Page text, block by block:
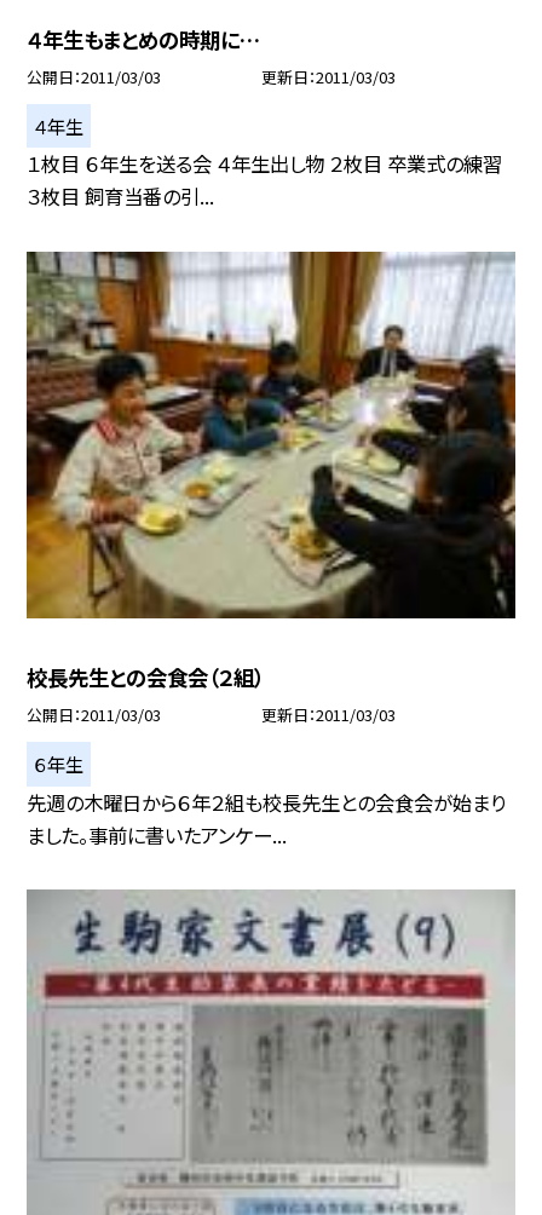
４年生もまとめの時期に…
公開日 2011/03/03 更新日 2011/03/03
４年生
１枚目 ６年生を送る会 ４年生出し物 ２枚目 卒業式の練習
３枚目 飼育当番の引...
校長先生との会食会（２組）
公開日 2011/03/03 更新日 2011/03/03
６年生
先週の木曜日から６年２組も校長先生との会食会が始まり
ました。事前に書いたアンケー...